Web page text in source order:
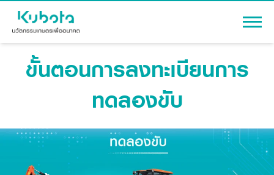
สินค้า
เครื่องจักรกลการเกษตร
โปรโมชัน
ขั้นตอนการลงทะเบียนการ
ทดลองขับ